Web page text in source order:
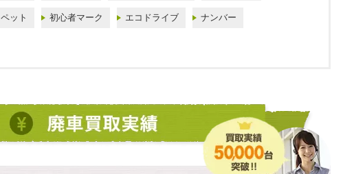
ペット 初心者マーク エコドライブ ナンバー